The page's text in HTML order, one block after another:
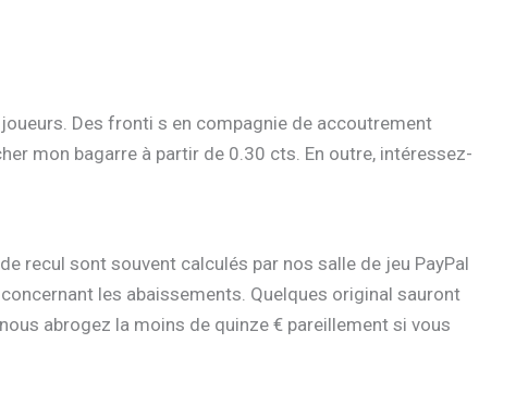
Des fronti s en compagnie de accoutrement
mon bagarre à partir de 0.30 cts. En outre, intéressez-
recul sont souvent calculés par nos salle de jeu PayPal
les abaissements. Quelques original sauront
abrogez la moins de quinze € pareillement si vous